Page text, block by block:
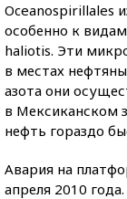
Oceanospirillales
особенно к
haliotis. Эти
в местах
азота они
в Мексиканском
нефть гораздо
Авария на
апреля 2010